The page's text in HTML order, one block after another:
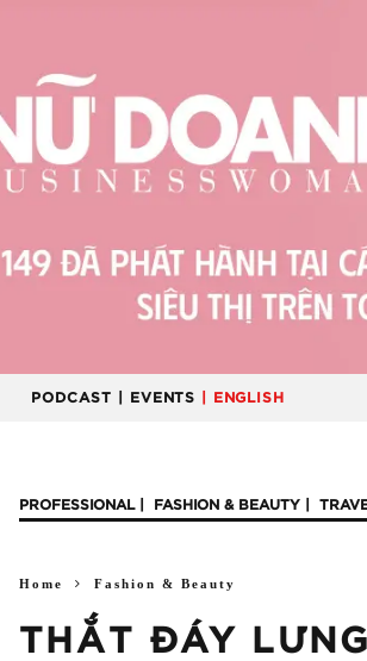
PODCAST | EVENTS | ENGLISH
PROFESSIONAL FASHION & BEAUTY
Home Fashion & Beauty
THẮT ĐÁY